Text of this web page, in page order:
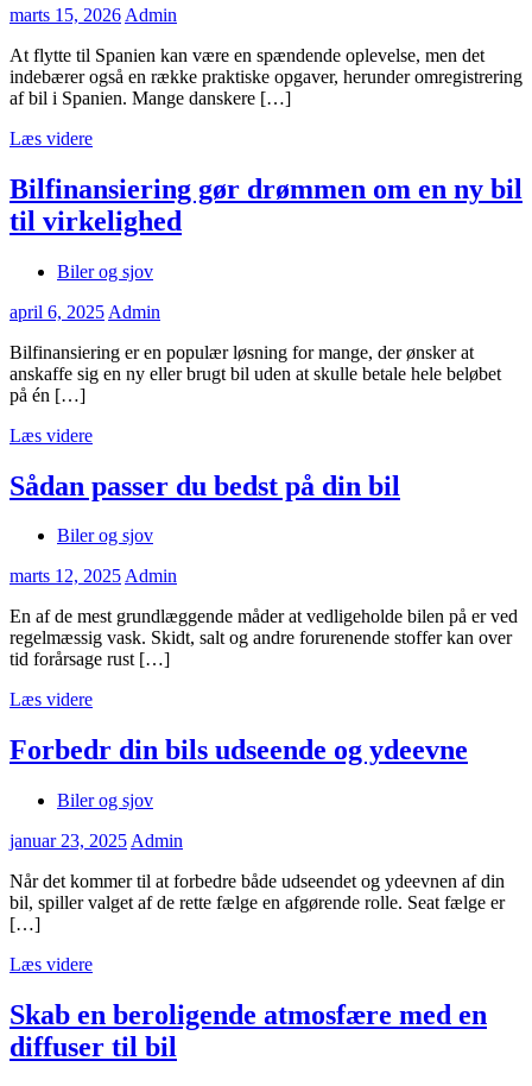
marts 15, 2026 Admin
At flytte til Spanien kan være en spændende oplevelse, men det
indebærer også en række praktiske opgaver, herunder omregistrering
af bil i Spanien. Mange danskere […]
Læs videre
Bilfinansiering gør drømmen om en ny bil
til virkelighed
Biler og sjov
april 6, 2025 Admin
Bilfinansiering er en populær løsning for mange, der ønsker at
anskaffe sig en ny eller brugt bil uden at skulle betale hele beløbet
på én […]
Læs videre
Sådan passer du bedst på din bil
Biler og sjov
marts 12, 2025Admin
En af de mest grundlæggende måder at vedligeholde bilen på er ved
regelmæssig vask. Skidt, salt og andre forurenende stoffer kan over
tid forårsage rust […]
Læs videre
Forbedr din bils udseende og ydeevne
Biler og sjov
januar 23, 2025 Admin
Når det kommer til at forbedre både udseendet og ydeevnen af din
bil, spiller valget af de rette fælge en afgørende rolle. Seat fælge er
[…]
Læs videre
Skab en beroligende atmosfære med en
diffuser til bil